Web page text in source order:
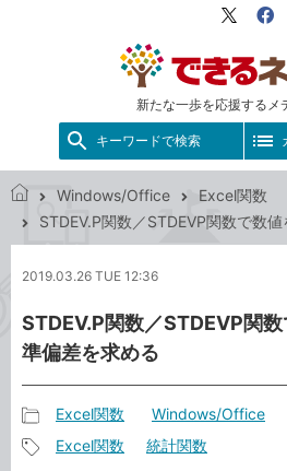
新たな一歩を応援するメ
X（旧
キーワードで検索
で
ネ
ト
Windows/Office
Excel関数
STDEV.P関数／STDEVP関数で数
2019.03.26 TUE 12:36
STDEV.P関数／STDEVP関
準偏差を求める
事
Excel関数 Windows/Office
Excel関数 統計関数